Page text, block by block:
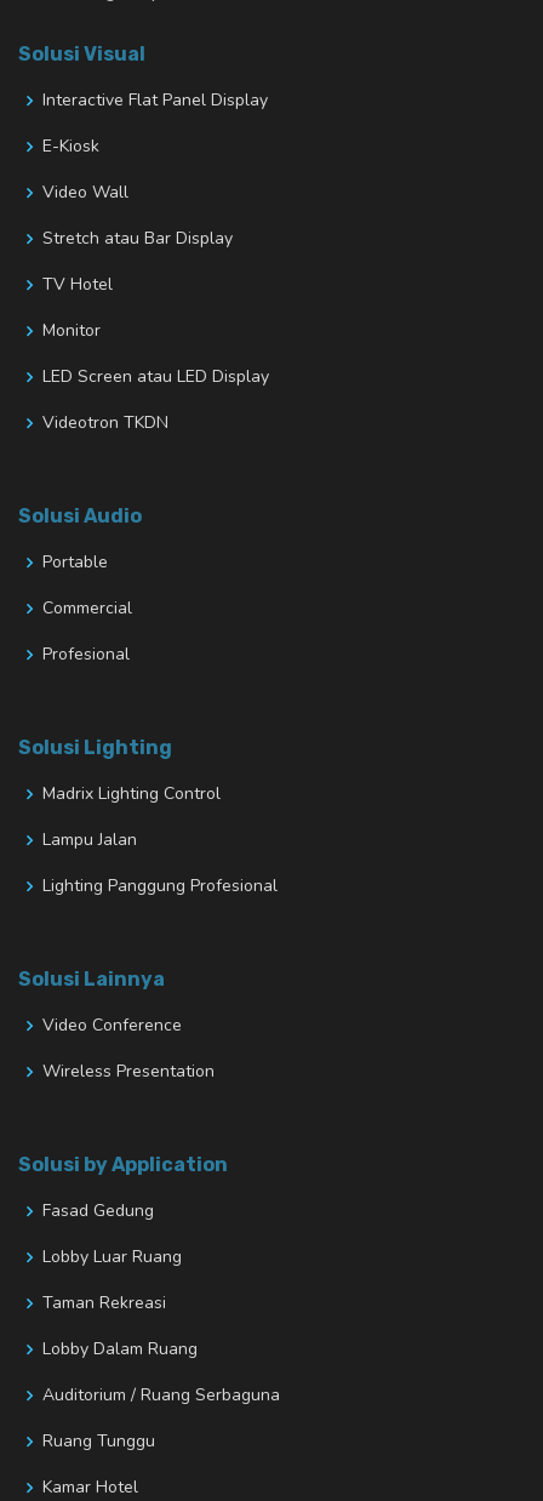
Solusi Visual
Interactive Flat Panel Display
E-Kiosk
Video Wall
Stretch atau Bar Display
TV Hotel
Monitor
LED Screen atau LED Display
Videotron TKDN
Solusi Audio
Portable
Commercial
Profesional
Solusi Lighting
Madrix Lighting Control
Lampu Jalan
Lighting Panggung Profesional
Solusi Lainnya
Video Conference
Wireless Presentation
Solusi by Application
Fasad Gedung
Lobby Luar Ruang
Taman Rekreasi
Lobby Dalam Ruang
Auditorium / Ruang Serbaguna
Ruang Tunggu
Kamar Hotel